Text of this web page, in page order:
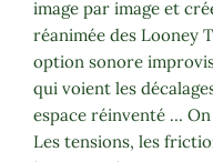
image par image et
réanimée des Looney
option sonore
qui voient les
espace réinventé …
Les tensions, les